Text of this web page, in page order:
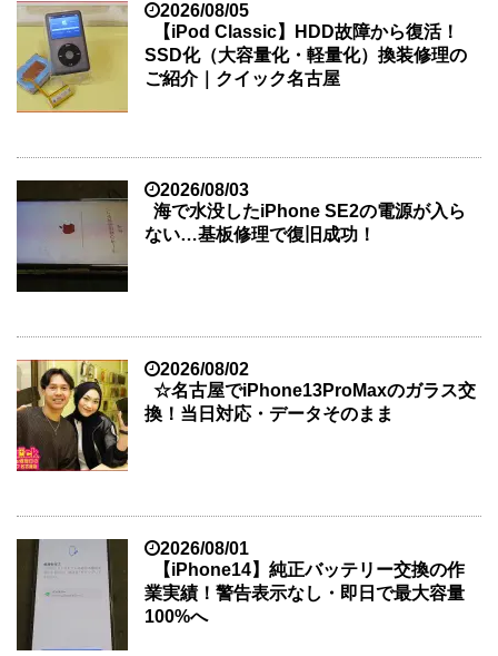
2026/08/05
【iPod Classic】HDD故障から復活！
SSD化（大容量化・軽量化）換装修理の
ご紹介｜クイック名古屋
2026/08/03
海で水没したiPhone SE2の電源が入ら
ない…基板修理で復旧成功！
2026/08/02
☆名古屋でiPhone13ProMaxのガラス交
換！当日対応・データそのまま
2026/08/01
【iPhone14】純正バッテリー交換の作
業実績！警告表示なし・即日で最大容量
100%へ